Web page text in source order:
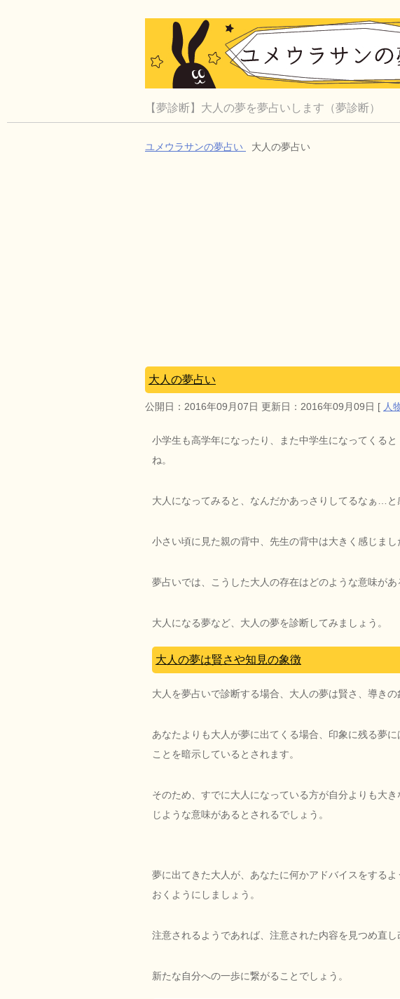
【夢診断】大人の夢を夢占いします（夢診断）
ユメウラサンの夢占い 大人の夢占い
大人の夢占い
公開日： 2016年09月07日 更新日： 2016年09月09日 [ 人
小学生も高学年になったり、また中学生になってくる
ね。
大人になってみると、なんだかあっさりしてるなぁ…と
小さい頃に見た親の背中、先生の背中は大きく感じまし
夢占いでは、こうした大人の存在はどのような意味があ
大人になる夢など、大人の夢を診断してみましょう。
大人の夢は賢さや知見の象徴
大人を夢占いで診断する場合、大人の夢は賢さ、導きの
あなたよりも大人が夢に出てくる場合、印象に残る夢
ことを暗示しているとされます。
そのため、すでに大人になっている方が自分よりも大
じような意味があるとされるでしょう。
夢に出てきた大人が、あなたに何かアドバイスをする
おくようにしましょう。
注意されるようであれば、注意された内容を見つめ直し
新たな自分への一歩に繋がることでしょう。